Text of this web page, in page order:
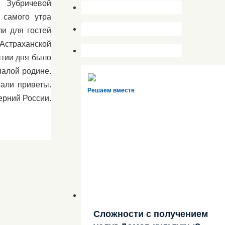
утра
для гостей
дня было
родине.
приветы.
России.
Решаем вместе
Сложности с получением